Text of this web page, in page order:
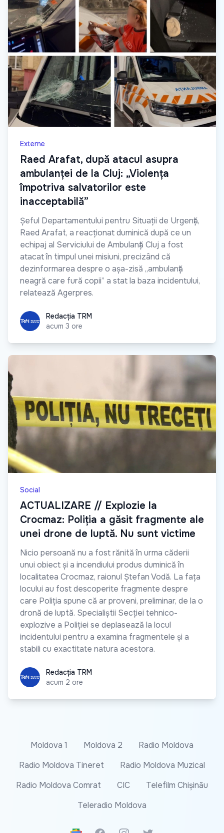
Externe
Raed Arafat, după atacul asupra
ambulanței de la Cluj: „Violența
împotriva salvatorilor este
inacceptabilă”
Șeful Departamentului pentru Situații de Urgență,
Raed Arafat, a reacționat duminică după ce un
echipaj al Serviciului de Ambulanță Cluj a fost
atacat în timpul unei misiuni, precizând că
dezinformarea despre o așa-zisă „ambulanță
neagră care fură copii” a stat la baza incidentului,
relatează Agerpres.
Redacția TRM
Redacția TRM
acum 3 ore
Social
ACTUALIZARE // Explozie la
Crocmaz: Poliția a găsit fragmente ale
unei drone de luptă. Nu sunt victime
Nicio persoană nu a fost rănită în urma căderii
unui obiect și a incendiului produs duminică în
localitatea Crocmaz, raionul Ștefan Vodă. La fața
locului au fost descoperite fragmente despre
care Poliția spune că ar proveni, preliminar, de la o
dronă de luptă. Specialiștii Secției tehnico-
explozive a Poliției se deplasează la locul
incidentului pentru a examina fragmentele și a
stabili cu exactitate natura acestora.
Redacția TRM
Redacția TRM
acum 2 ore
Moldova 1 Moldova 2
Radio Moldova
Radio Moldova Tineret
Radio Moldova Muzical
Radio Moldova Comrat
CIC
Telefilm Chișinău
Teleradio Moldova